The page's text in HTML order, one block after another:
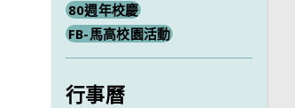
80週年校慶
FB-馬高校園活動
行事曆